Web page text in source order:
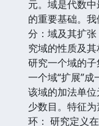
元。域是代数
的重要基础。
分：域及其扩
究域的性质及
研究一个域的
一个域“扩展”
该域的加法单
少数目。特征
环： 研究定义